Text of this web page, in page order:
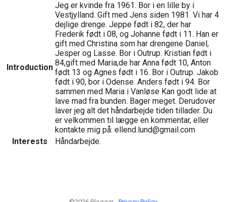
Introduction
Jeg er kvinde fra 1961. Bor i en lille by i
Vestjylland. Gift med Jens siden 1981. Vi har 4
dejlige drenge. Jeppe født i 82, der har
Frederik født i 08, og Johanne født i 11. Han er
gift med Christina som har drengene Daniel,
Jesper og Lasse. Bor i Outrup. Kristian født i
84,gift med Maria,de har Anna født 10, Anton
født 13 og Agnes født i 16. Bor i Outrup. Jakob
født i 90, bor i Odense. Anders født i 94. Bor
sammen med Maria i Vanløse Kan godt lide at
lave mad fra bunden. Bager meget. Derudover
laver jeg alt det håndarbejde tiden tillader. Du
er velkommen til lægge en kommentar, eller
kontakte mig på: ellend.lund@gmail.com
Interests
Håndarbejde.